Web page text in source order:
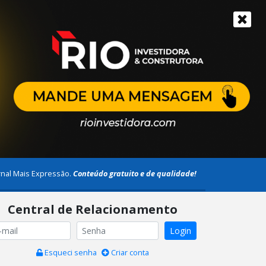
Mais Expressão. Conteúdo gratuito e de qualidade!
Central de Relacionamento
Login
Esqueci senha Criar conta